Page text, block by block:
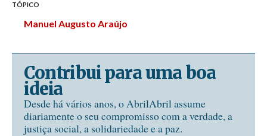
TÓPICO
Manuel Augusto Araújo
Contribui para uma boa
ideia
Desde há vários anos, o AbrilAbril assume
diariamente o seu compromisso com a verdade, a
justiça social, a solidariedade e a paz.